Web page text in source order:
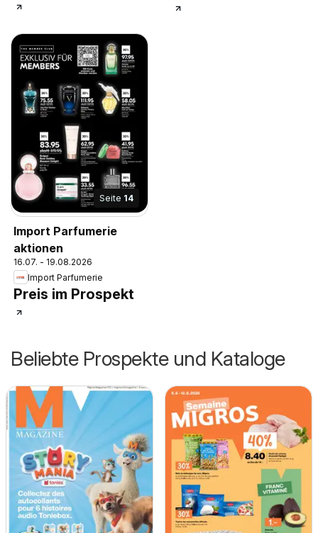
Seite 14
Import Parfumerie
aktionen
16.07. - 19.08.2026
Import Parfumerie
Preis im Prospekt
Beliebte Prospekte und Kataloge